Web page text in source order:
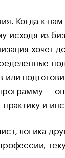
Когда к
исходя из
хочет
или
—
и
логика